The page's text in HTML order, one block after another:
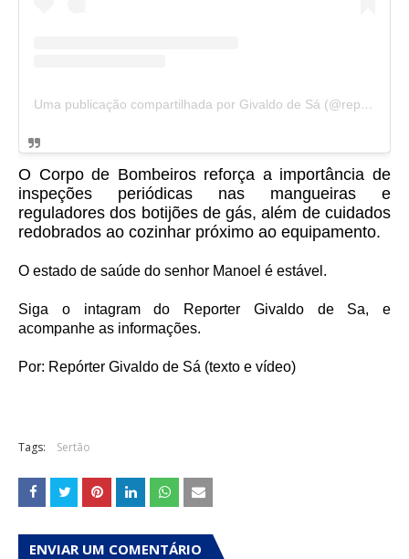
Uma publicação compartilhada por Givaldo de Sá (@reporter_givaldodesa)
O Corpo de Bombeiros reforça a importância de
inspeções periódicas nas mangueiras e
reguladores dos botijões de gás, além de cuidados
redobrados ao cozinhar próximo ao equipamento.
O estado de saúde do senhor Manoel é estável.
Siga o intagram do Reporter Givaldo de Sa, e
acompanhe as informações.
Por: Repórter Givaldo de Sá (texto e vídeo)
Tags: Sertão
ENVIAR UM COMENTÁRIO